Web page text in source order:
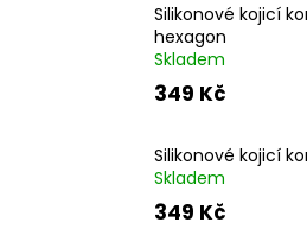
Silikonové kojicí
hexagon
Skladem
349 Kč
Silikonové kojicí
Skladem
349 Kč